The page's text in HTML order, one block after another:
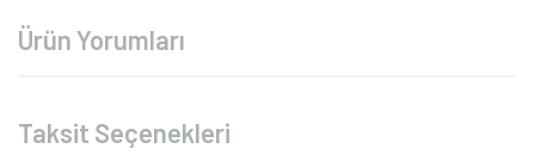
Ürün Yorumları
Taksit Seçenekleri